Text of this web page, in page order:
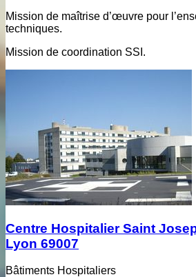
Mission de maîtrise d’œuvre pour
techniques.
Mission de coordination SSI.
Centre Hospitalier Saint
Lyon 69007
Bâtiments Hospitaliers